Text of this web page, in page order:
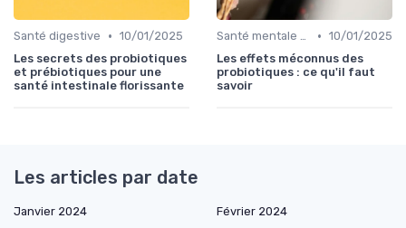
Santé digestive • 10/01/2025
Les secrets des probiotiques
et prébiotiques pour une
santé intestinale florissante
Santé mentale et probiotiques • 10/01/2025
Les effets méconnus des
probiotiques : ce qu'il faut
savoir
Les articles par date
Janvier 2024
Février 2024